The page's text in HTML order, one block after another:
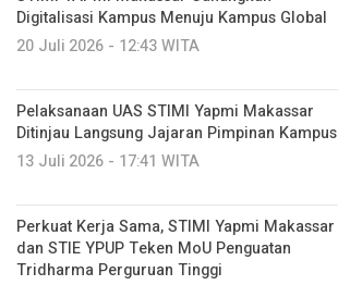
Digitalisasi Kampus Menuju Kampus Global
20 Juli 2026 - 12:43 WITA
Pelaksanaan UAS STIMI Yapmi Makassar
Ditinjau Langsung Jajaran Pimpinan Kampus
13 Juli 2026 - 17:41 WITA
Perkuat Kerja Sama, STIMI Yapmi Makassar
dan STIE YPUP Teken MoU Penguatan
Tridharma Perguruan Tinggi